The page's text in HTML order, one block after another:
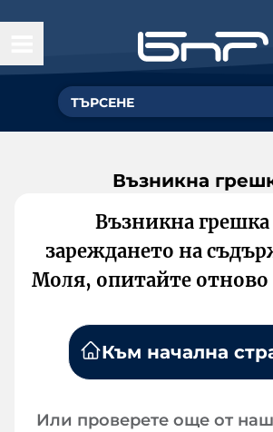
Възникна
Възникна
зареждането на
Моля, опитайте
Към начална
Или проверете още от